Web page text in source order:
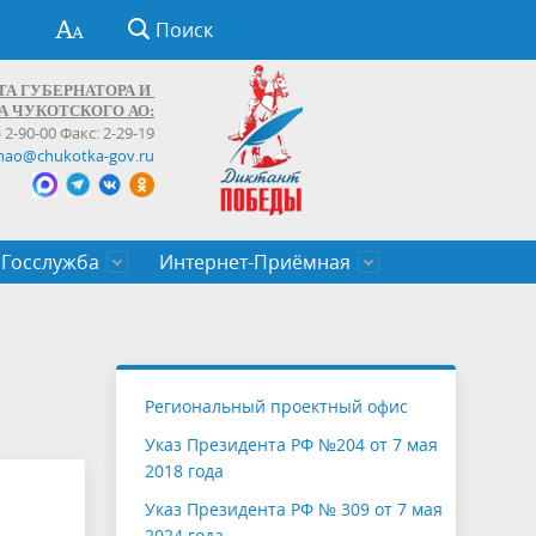
Поиск
ГУБЕРНАТОРА И
ЧУКОТСКОГО АО:
2-90-00 Факс: 2-29-19
gov.ru
Госслужба
служащих Чукотского автономного
Интернет-Приёмная
Региональный проектный офис
Указ Президента РФ №204 от 7 мая
2018 года
Указ Президента РФ № 309 от 7 мая